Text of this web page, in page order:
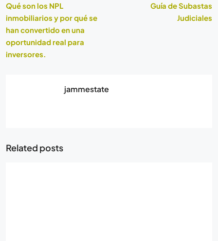
Qué son los NPL
inmobiliarios y por qué se
han convertido en una
oportunidad real para
inversores.
Guía de Subastas
Judiciales
jammestate
Related posts